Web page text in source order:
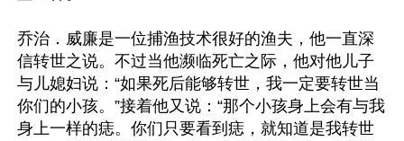
乔治．威廉是一位捕渔技术很好的渔夫，他一直深
信转世之说。不过当他濒临死亡之际，他对他儿子
与儿媳妇说：“如果死后能够转世，我一定要转世当
你们的小孩。”接着他又说：“那个小孩身上会有与我
身上一样的痣。你们只要看到痣，就知道是我转世